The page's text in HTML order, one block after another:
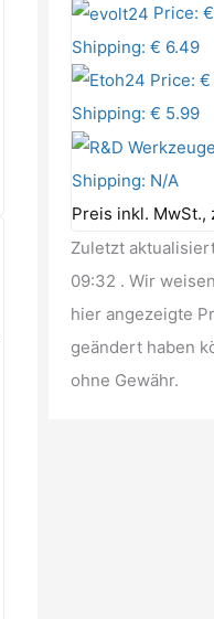
Price:
Shipping: € 6.49
Price:
Shipping: € 5.99
Shipping: N/A
Preis inkl. MwSt.,
Zuletzt
09:32 . Wir
hier angezeigte
geändert haben
ohne Gewähr.